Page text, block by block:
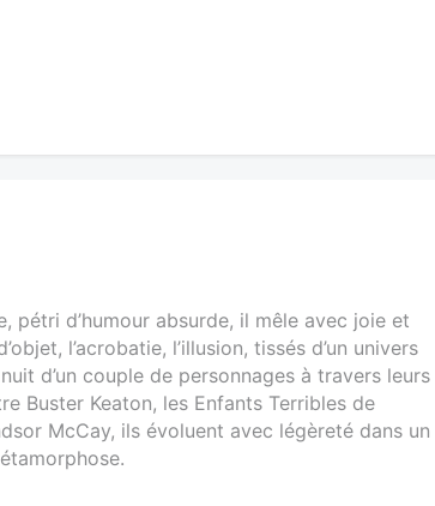
pétri d’humour absurde, il mêle avec joie et
l’acrobatie, l’illusion, tissés d’un univers
d’un couple de personnages à travers leurs
Buster Keaton, les Enfants Terribles de
McCay, ils évoluent avec légèreté dans un